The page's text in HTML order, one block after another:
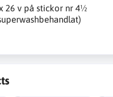
26 v på stickor nr 4½